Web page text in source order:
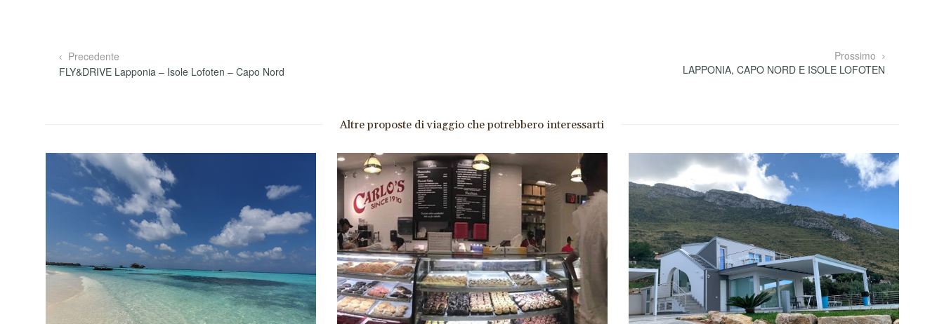
Precedente
FLY&DRIVE Lapponia – Isole Lofoten – Capo Nord
Prossimo
LAPPONIA, CAPO NORD E ISOLE LOFOTEN
Altre proposte di viaggio che potrebbero interessarti